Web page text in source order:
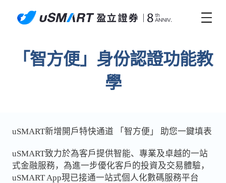
「智方便」身份認證功能教
學
uSMART新增開戶特快通道 「智方便」 助您一鍵填表
uSMART致力於為客戶提供智能、專業及卓越的一站
式金融服務，為進一步優化客戶的投資及交易體驗，
uSMART App現已接通一站式個人化數碼服務平台